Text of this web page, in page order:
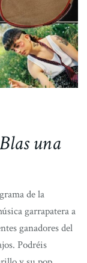
una
de la
garrapatera a
ganadores del
Podréis